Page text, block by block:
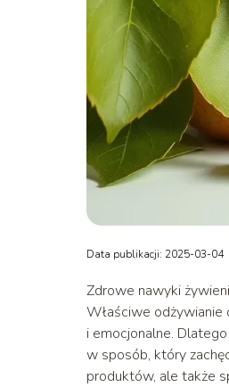
Data publikacji: 2025-03-04
Zdrowe nawyki
Właściwe odżywianie
i emocjonalne.
w sposób, który
produktów, ale także